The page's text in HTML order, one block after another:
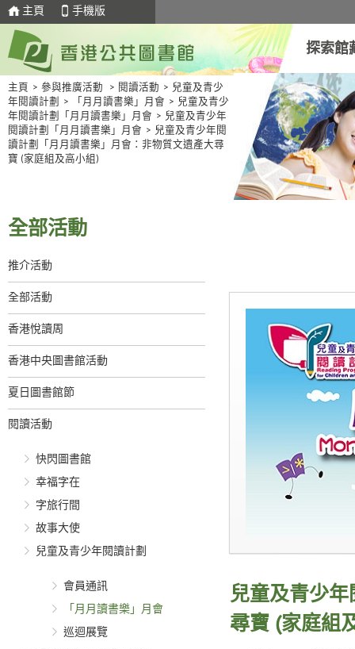
主頁 手機版
探索館
主頁 > 參與推廣活動 > 閱讀活動 > 兒童及青少
年閱讀計劃
> 「月月讀書樂」月會 > 兒童及青少
年閱讀計劃「月月讀書樂」月會 > 兒童及青少年
閱讀計劃「月月讀書樂」月會 > 兒童及青少年閱
讀計劃「月月讀書樂」月會：非物質文遺產大尋
寶 (家庭組及高小組)
全部活動
推介活動
全部活動
香港悅讀周
香港中央圖書館活動
夏日圖書館節
閱讀活動
快閃圖書館
幸福字在
字旅行間
故事大使
兒童及青少年閱讀計劃
會員通訊
「月月讀書樂」月會
巡迴展覽
兒童及青少
尋寶 (家庭組